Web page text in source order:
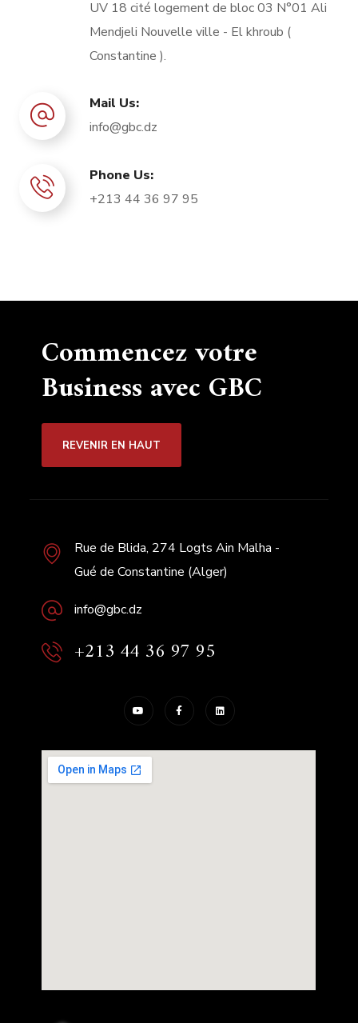
UV 18 cité logement de bloc 03 N°01 Ali
Mendjeli Nouvelle ville - El khroub (
Constantine ).
Mail Us:
info@gbc.dz
Phone Us:
+213 44 36 97 95
Commencez votre
Business avec GBC
REVENIR EN HAUT
Rue de Blida, 274 Logts Ain Malha -
Gué de Constantine (Alger)
info@gbc.dz
+213 44 36 97 95